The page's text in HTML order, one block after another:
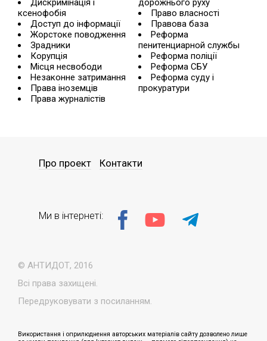
Дискримінація і
ксенофобія
Доступ до інформації
Жорстоке поводження
Зрадники
Корупція
Місця несвободи
Незаконне затримання
Права іноземців
Права журналістів
дорожнього руху
Право власності
Правова база
Реформа
пенитенциарной службы
Реформа поліції
Реформа СБУ
Реформа суду і
прокуратури
© АНТИДОТ, 2016
Всі права захищені.
Передруковувати з посиланням.
Про проект Контакти
Ми в інтернеті:
Використання і оприлюднення авторських матеріалів сайту дозволено лише